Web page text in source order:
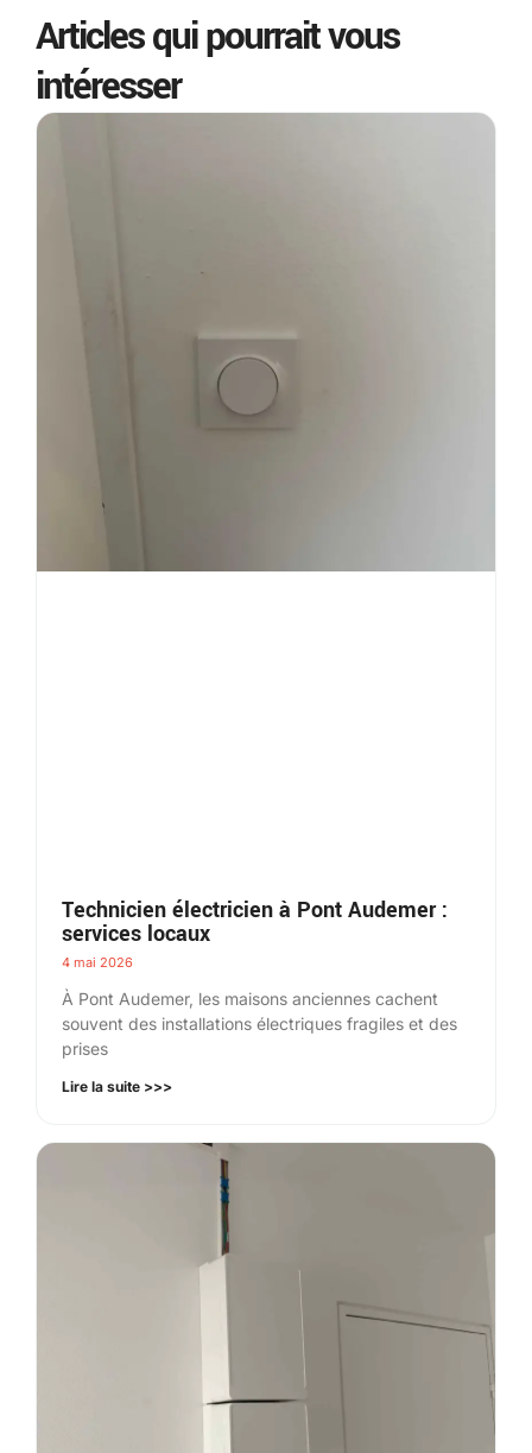
Articles qui pourrait vous
intéresser
Technicien électricien à Pont Audemer :
services locaux
4 mai 2026
À Pont Audemer, les maisons anciennes cachent
souvent des installations électriques fragiles et des
prises
Lire la suite >>>